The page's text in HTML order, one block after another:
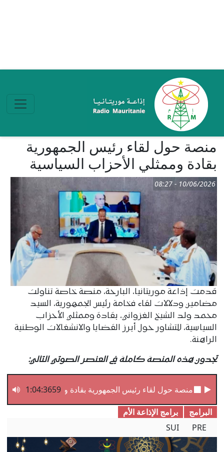
منصة حول لقاء رئيس الجمهورية
بقادة وممثلي الأحزاب السياسية
10/06/2026 - 08:27
قدمت إذاعة موريتانيا، البارحة، منصة خاصة تناولت
مضامين ودلالات لقاء فخامة رئيس الجمهورية، السيد
محمد ولد الشيخ الغزواني، بقادة وممثلي الأحزاب
السياسية، للتشاور حول أبرز القضايا والانشغالات الوطنية
الراهنة.
تجدون هذه المنصة كاملة في العنصر الصوتي التالي:
منصة حول لقاء رئيس الجمهورية بقادة وممثلي الأحزاب
1:04:3659
البرامج
برامج الإذاعة الأم
PRE
SUI